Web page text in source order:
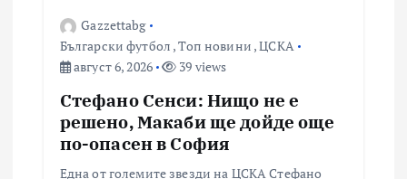
Gazzettabg
Български футбол ,Топ новини ,ЦСКА
август 6, 2026
39 views
Стефано Сенси: Нищо не е
решено, Макаби ще дойде още
по-опасен в София
Една от големите звезди на ЦСКА Стефано